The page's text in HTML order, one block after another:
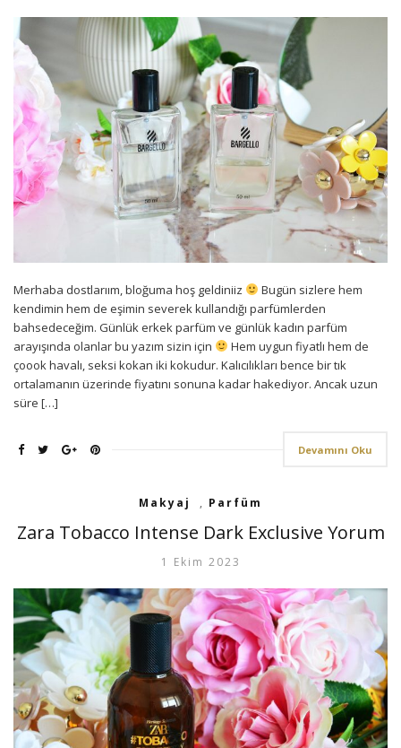
Merhaba dostlarıım, bloğuma hoş geldiniiz
Bugün sizlere hem
kendimin hem de eşimin severek kullandığı parfümlerden
bahsedeceğim. Günlük erkek parfüm ve günlük kadın parfüm
arayışında olanlar bu yazım sizin için
Hem uygun fiyatlı hem de
çoook havalı, seksi kokan iki kokudur. Kalıcılıkları bence bir tık
ortalamanın üzerinde fiyatını sonuna kadar hakediyor. Ancak uzun
süre […]
Devamını Oku
Makyaj , Parfüm
Zara Tobacco Intense Dark Exclusive Yorum
1 Ekim 2023